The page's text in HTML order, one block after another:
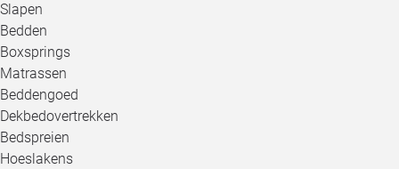
Slapen
Bedden
Boxsprings
Matrassen
Beddengoed
Dekbedovertrekken
Bedspreien
Hoeslakens